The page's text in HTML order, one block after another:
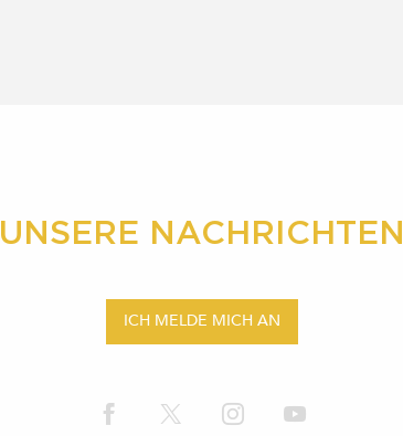
UNSERE NACHRICHTEN
ICH MELDE MICH AN